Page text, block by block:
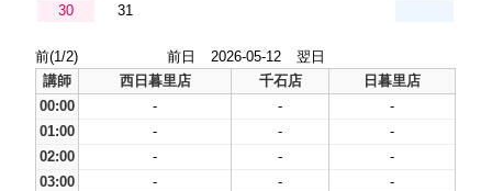
30
31
前(1/2) 前日 2026-05-12
翌日
講師
西日暮里店 千石店
日暮里店
00:00
- -
-
01:00
- -
-
02:00
- -
-
03:00
- -
-